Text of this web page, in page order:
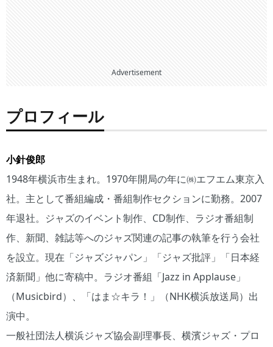
Advertisement
プロフィール
小針俊郎
1948年横浜市生まれ。1970年開局の年に㈱エフエム東京入
社。主として番組編成・番組制作セクションに勤務。2007
年退社。ジャズのイベント制作、CD制作、ラジオ番組制
作、新聞、雑誌等へのジャズ関連の記事の執筆を行う会社
を設立。現在「ジャズジャパン」「ジャズ批評」「日本経
済新聞」他に寄稿中。ラジオ番組「Jazz in Applause」
（Musicbird）、「はま☆キラ！」（NHK横浜放送局）出
演中。
一般社団法人横浜ジャズ協会副理事長、横濱ジャズ・プロ